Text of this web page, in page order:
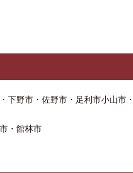
下野市・佐野市・足利市小山市
・館林市